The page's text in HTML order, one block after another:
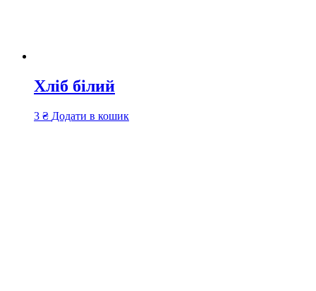
Хліб білий
3 ₴ Додати в кошик